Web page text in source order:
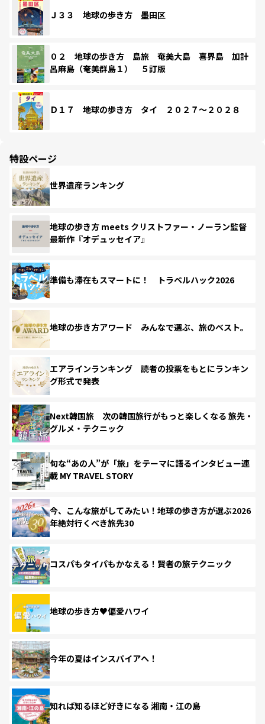
Ｊ３３ 地球の歩き方 墨田区
０２ 地球の歩き方 島旅 奄美大島 喜界島 加計
呂麻島（奄美群島１） ５訂版
Ｄ１７ 地球の歩き方 タイ ２０２７～２０２８
特設ページ
世界遺産ランキング
地球の歩き方 meets クリストファー・ノーラン監督
最新作『オデュッセイア』
準備も滞在もスマートに！ トラベルハック2026
地球の歩き方アワード みんなで選ぶ、旅のベスト。
エアラインランキング 読者の投票をもとにランキン
グ形式で発表
Next韓国旅 次の韓国旅行がもっと楽しくなる 旅先・
グルメ・テクニック
旬な“あの人”が「旅」をテーマに語るインタビュー連
載 MY TRAVEL STORY
今、こんな旅がしてみたい！地球の歩き方が選ぶ2026
年絶対行くべき旅先30
コスパもタイパもかなえる！賢者の旅テクニック
地球の歩き方♥偏愛ハワイ
今年の夏はインスパイアへ！
知れば知るほど好きになる 湘南・江の島